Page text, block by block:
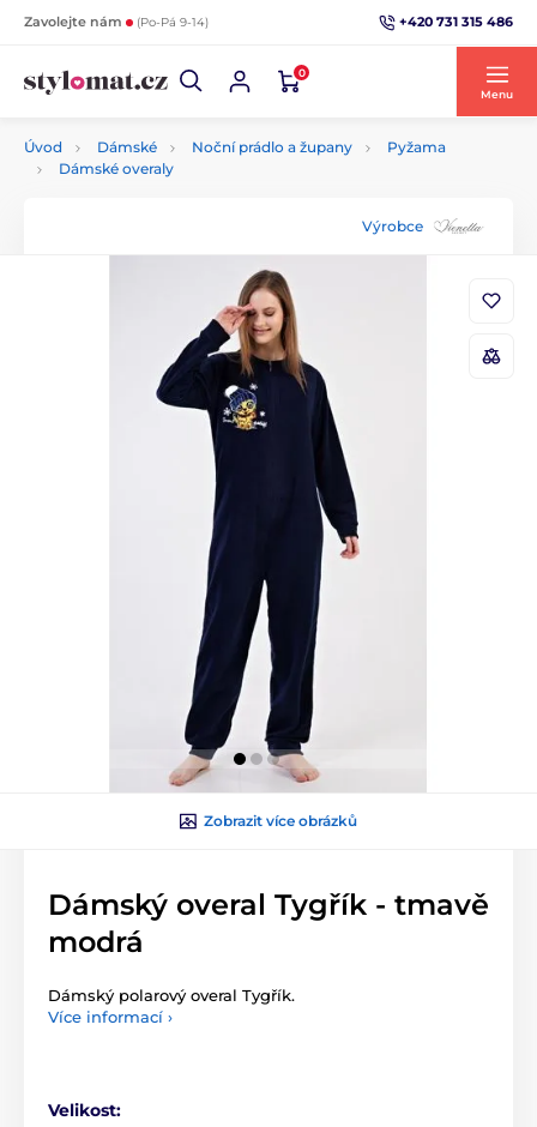
Zavolejte nám (Po-Pá 9-14) +420 731 315 486
0
Menu
Úvod Dámské Noční prádlo a župany
Pyžama
Dámské overaly
Výrobce
Zobrazit více obrázků
Dámský overal Tygřík - tmavě
modrá
Dámský polarový overal Tygřík.
Více informací ›
Velikost: